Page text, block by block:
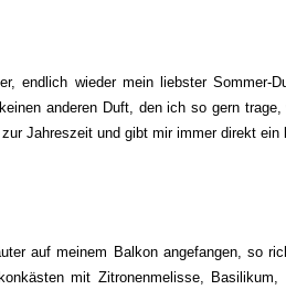
endlich wieder mein liebster Sommer-
anderen Duft, den ich so gern
Jahreszeit und gibt mir immer direkt ein
auf meinem Balkon angefangen, so
mit Zitronenmelisse, Basilikum,